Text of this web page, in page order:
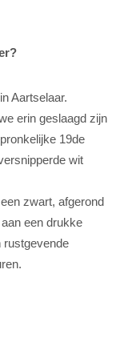
Aartselaar.
erin geslaagd zijn
19de
wit
zwart, afgerond
een drukke
rustgevende